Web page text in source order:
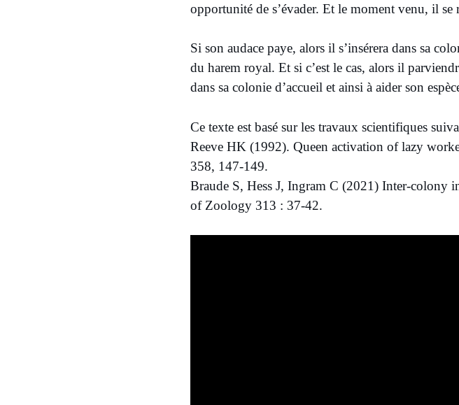
opportunité de s’évader. Et le moment venu, il se
​Si son audace paye, alors il s’insérera dans sa
du harem royal. Et si c’est le cas, alors il
dans sa colonie d’accueil et ainsi à aider son
​Ce texte est basé sur les travaux scientifiques
Reeve HK (1992). Queen activation of lazy
358, 147-149.
Braude S, Hess J, Ingram C (2021) Inter‐colony
of Zoology 313 : 37-42.